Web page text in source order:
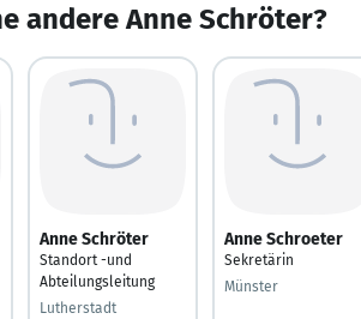
andere Anne Schröter?
Anne Schröter
Standort -und
Abteilungsleitung
Lutherstadt
Anne Schroeter
Sekretärin
Münster